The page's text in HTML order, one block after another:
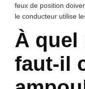
feux de position
le conducteur utilise
À quel
faut-il